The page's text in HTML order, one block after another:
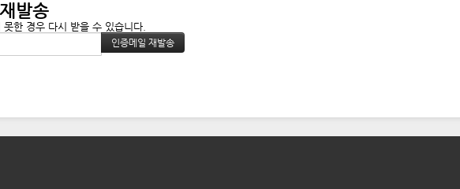
발송
한 경우 다시 받을 수 있습니다.